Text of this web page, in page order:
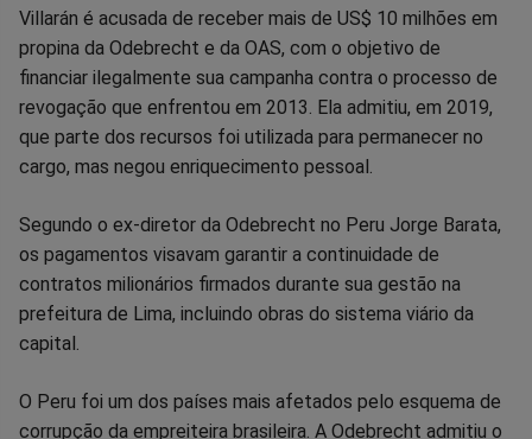
Villarán é acusada de receber mais de US$ 10 milhões em
propina da Odebrecht e da OAS, com o objetivo de
financiar ilegalmente sua campanha contra o processo de
revogação que enfrentou em 2013. Ela admitiu, em 2019,
que parte dos recursos foi utilizada para permanecer no
cargo, mas negou enriquecimento pessoal.
Segundo o ex-diretor da Odebrecht no Peru Jorge Barata,
os pagamentos visavam garantir a continuidade de
contratos milionários firmados durante sua gestão na
prefeitura de Lima, incluindo obras do sistema viário da
capital.
O Peru foi um dos países mais afetados pelo esquema de
corrupção da empreiteira brasileira. A Odebrecht admitiu o